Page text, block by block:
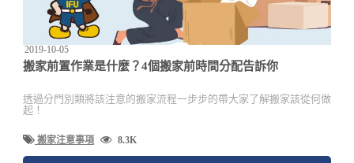
2019-10-05
搬家前置作業是什麼？4個搬家前時間分配告訴你
透過分門別類將該注意的搬家流程一步步的帶大家了解搬家該從何做
起！
搬家注意事項 8.3K